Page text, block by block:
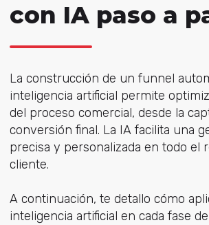
con IA paso a
La construcción de un funnel
inteligencia artificial permite
del proceso comercial, desde la
conversión final. La IA facilita una
precisa y personalizada en todo el
cliente.
A continuación, te detallo cómo
inteligencia artificial en cada fase